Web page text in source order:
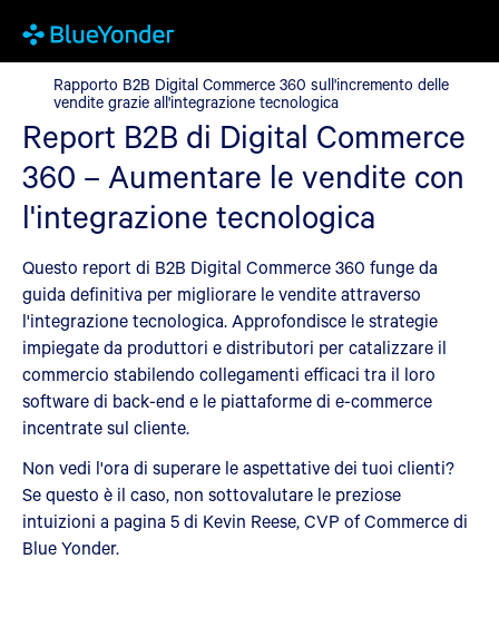
Rapporto B2B Digital Commerce 360 sull'incremento delle
Rapporto B2B Digital Commerce 360 sull'incremento delle
vendite grazie all'integrazione tecnologica
Report B2B di Digital Commerce
360 – Aumentare le vendite con
l'integrazione tecnologica
Questo report di B2B Digital Commerce 360 funge da
guida definitiva per migliorare le vendite attraverso
l'integrazione tecnologica. Approfondisce le strategie
impiegate da produttori e distributori per catalizzare il
commercio stabilendo collegamenti efficaci tra il loro
software di back-end e le piattaforme di e-commerce
incentrate sul cliente.
Non vedi l'ora di superare le aspettative dei tuoi clienti?
Se questo è il caso, non sottovalutare le preziose
intuizioni a pagina 5 di Kevin Reese, CVP of Commerce di
Blue Yonder.